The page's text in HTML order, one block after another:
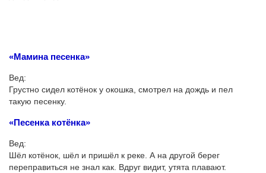
«Мамина песенка»
Вед:
Грустно сидел котёнок у окошка, смотрел на дождь и пел
такую песенку.
«Песенка котёнка»
Вед:
Шёл котёнок, шёл и пришёл к реке. А на другой берег
переправиться не знал как. Вдруг видит, утята плавают.